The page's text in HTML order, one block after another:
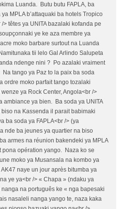
Luanda. Butu butu FAPLA, ba
MPLA b’attaquaki ba hotels Tropico
> têtes ya UNITA bazalaki kofanda pe
ye ke aza membre ya
moko barbare surtout na Luanda
tii lelo Gal Arlindo Salupeta
ndenge nini ? Po azalaki vraiment
tango ya Paz to la paix ba soda
ordre moko parfait tango tozalaki
ya Rock Center, Angola<br />
ambiance ya bien. Ba soda ya UNITA
na Kassenda il parait babimaki
ba soda ya FAPLA<br /> (ya
nde ba jeunes ya quartier na biso
armes na réunion bakendeki ya MPLA
pona opération yango. Naza ko se
moko ya Musansala na kombo ya
naye un jour après bitumba ya
ye ya<br /> « Chapa » (ndaku ya
na português ke « nga bapesaki
nasaleli nanga yango te, naza kaka